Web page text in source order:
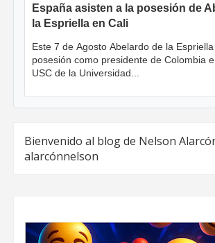
España asisten a la posesión de
la Espriella en Cali
Este 7 de Agosto Abelardo de la
posesión como presidente de Colombia
USC de la Universidad...
Bienvenido al blog de Nelson
alarcónnelson